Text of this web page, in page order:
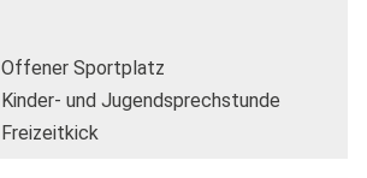
Offener Sportplatz
Kinder- und Jugendsprechstunde
Freizeitkick